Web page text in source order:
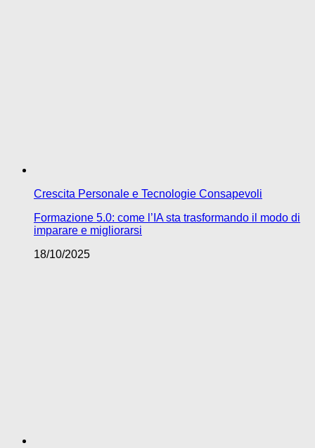
Crescita Personale e Tecnologie Consapevoli
Formazione 5.0: come l’IA sta trasformando il modo di
imparare e migliorarsi
18/10/2025